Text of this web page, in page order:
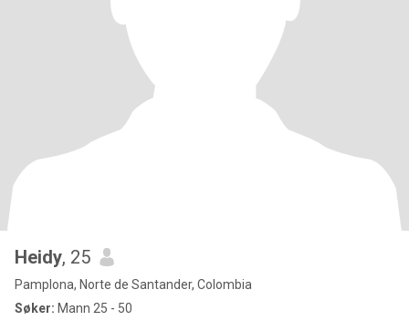
Heidy, 25
Pamplona, Norte de Santander, Colombia
Søker: Mann 25 - 50